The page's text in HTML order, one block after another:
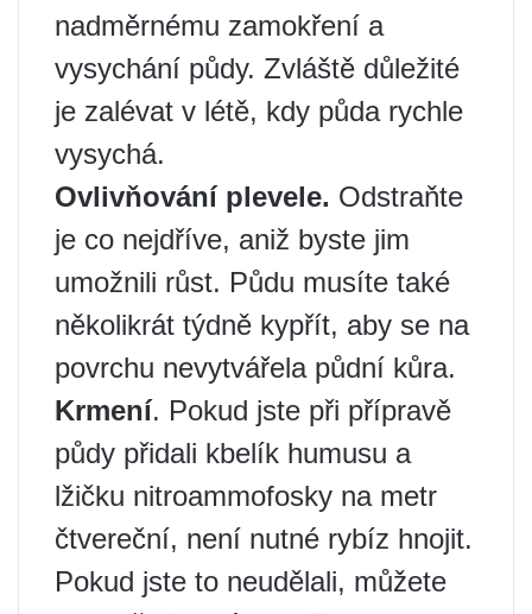
nadměrnému zamokření a
vysychání půdy. Zvláště důležité
je zalévat v létě, kdy půda rychle
vysychá.
Ovlivňování plevele. Odstraňte
je co nejdříve, aniž byste jim
umožnili růst. Půdu musíte také
několikrát týdně kypřít, aby se na
povrchu nevytvářela půdní kůra.
Krmení. Pokud jste při přípravě
půdy přidali kbelík humusu a
lžičku nitroammofosky na metr
čtvereční, není nutné rybíz hnojit.
Pokud jste to neudělali, můžete